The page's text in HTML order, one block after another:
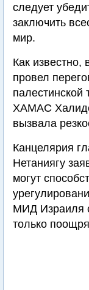
следует
заключить
мир.
Как известно,
провел
палестинской
ХАМАС
вызвала
Канцелярия
Нетаниягу
могут
МИД Израиля
только